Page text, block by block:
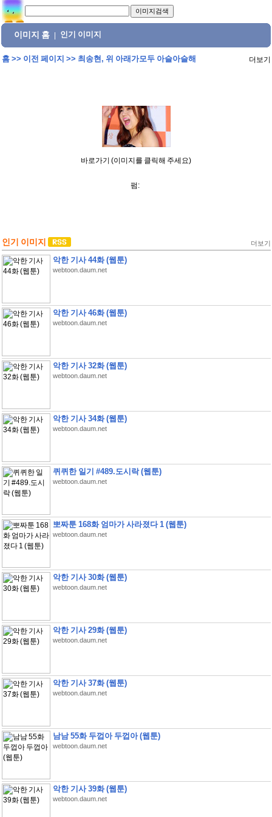
이미지 홈 인기 이미지
홈>> 이전 페이지 >> 최송현, 위 아래가모두 아슬아슬해 더보기
바로가기 (이미지를 클릭해 주세요)
펌:
인기 이미지 더보기
악한 기사 44화 (웹툰)
webtoon.daum.net
악한 기사 46화 (웹툰)
webtoon.daum.net
악한 기사 32화 (웹툰)
webtoon.daum.net
악한 기사 34화 (웹툰)
webtoon.daum.net
퀴퀴한 일기 #489.도시락 (웹툰)
webtoon.daum.net
뽀짜툰 168화 엄마가 사라졌다 1 (웹툰)
webtoon.daum.net
악한 기사 30화 (웹툰)
webtoon.daum.net
악한 기사 29화 (웹툰)
webtoon.daum.net
악한 기사 37화 (웹툰)
webtoon.daum.net
남남 55화 두껍아 두껍아 (웹툰)
webtoon.daum.net
악한 기사 39화 (웹툰)
webtoon.daum.net